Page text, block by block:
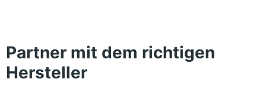
Partner mit dem richtigen
Hersteller